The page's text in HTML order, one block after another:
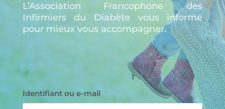
L’Association Francophone des
Infirmiers du Diabète vous informe
pour mieux vous accompagner.
Identifiant ou e-mail *